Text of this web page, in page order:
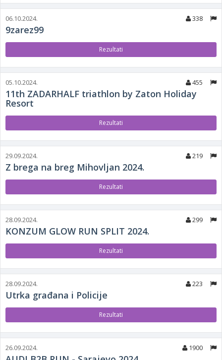
06.10.2024. 338
9zarez99
Rezultati
05.10.2024. 455
11th ZADARHALF triathlon by Zaton Holiday
Resort
Rezultati
29.09.2024. 219
Z brega na breg Mihovljan 2024.
Rezultati
28.09.2024. 299
KONZUM GLOW RUN SPLIT 2024.
Rezultati
28.09.2024. 223
Utrka građana i Policije
Rezultati
26.09.2024. 1900